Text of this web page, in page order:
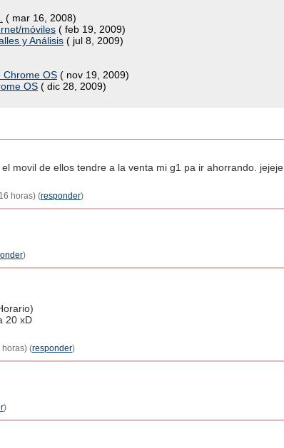
( mar 16, 2008)
móviles ( feb 19, 2009)
y Análisis ( jul 8, 2009)
Chrome OS ( nov 19, 2009)
OS ( dic 28, 2009)
movil de ellos tendre a la venta mi g1 pa ir ahorrando. jejeje
horas) (responder)
)
20 xD
horas) (responder)
)